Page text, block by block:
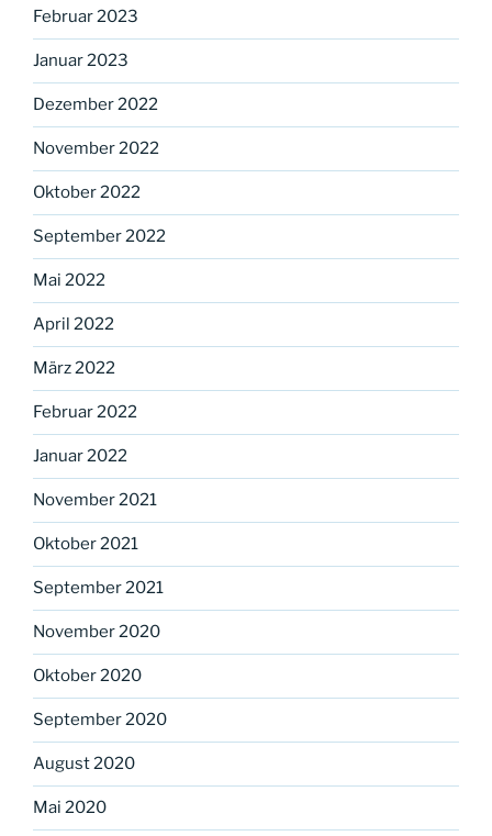
Februar 2023
Januar 2023
Dezember 2022
November 2022
Oktober 2022
September 2022
Mai 2022
April 2022
März 2022
Februar 2022
Januar 2022
November 2021
Oktober 2021
September 2021
November 2020
Oktober 2020
September 2020
August 2020
Mai 2020